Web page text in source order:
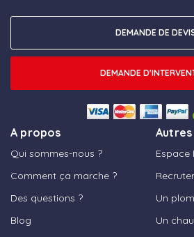
A propos
Qui sommes-nous ?
Comment ça marche ?
Des questions ?
Blog
Autres
Espace
Un
Un
DEMANDE DE
DEMANDE